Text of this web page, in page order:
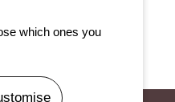
which ones you